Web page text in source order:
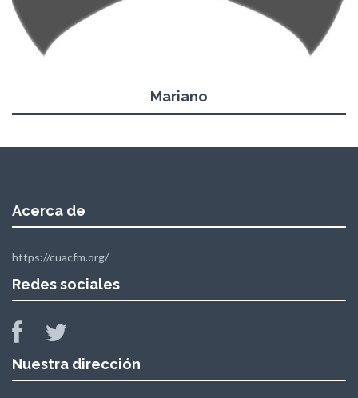
Mariano
Acerca de
https://cuacfm.org/
Redes sociales
Nuestra dirección